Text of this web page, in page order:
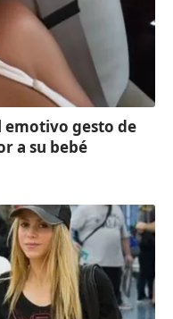
emotivo gesto de
a su bebé